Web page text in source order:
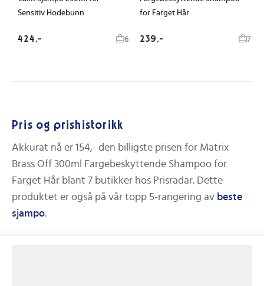
Sensitiv Hodebunn
424,- 6
for Farget Hår
239,- 7
Pris og prishistorikk
Akkurat nå er 154,- den billigste prisen for Matrix
Brass Off 300ml Fargebeskyttende Shampoo for
Farget Hår blant 7 butikker hos Prisradar. Dette
produktet er også på vår topp 5-rangering av beste
sjampo.